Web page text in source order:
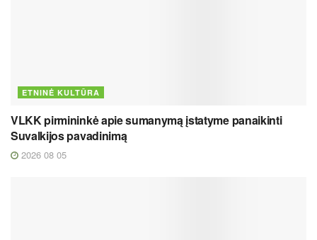
ETNINĖ KULTŪRA
VLKK pirmininkė apie sumanymą įstatyme panaikinti
Suvalkijos pavadinimą
2026 08 05